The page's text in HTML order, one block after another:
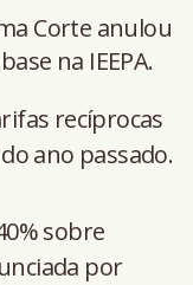
Corte anulou
na IEEPA.
recíprocas
ano passado.
sobre
por